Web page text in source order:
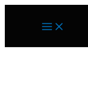
Main
Menu